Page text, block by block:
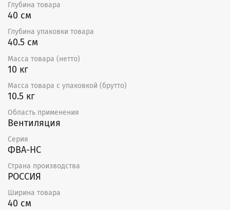
производительностью, что значительно снижает
энергозатраты благодаря низкому начальному
сопротивленю воздуха и требует меньшего
количества фильтров на заданный объем воздуха.
Фильтр утилизируется путем сжигания на
мусоросжигательных предприятиях.
Глубина товара
40 см
Глубина упаковки товара
40.5 см
Масса товара (нетто)
10 кг
Масса товара с упаковкой (брутто)
10.5 кг
Область применения
Вентиляция
Серия
ФВА-НС
Страна производства
РОССИЯ
Ширина товара
40 см